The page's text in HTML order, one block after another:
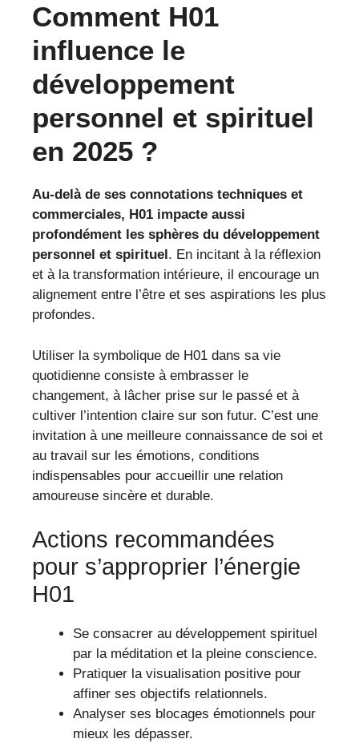
Comment H01
influence le
développement
personnel et spirituel
en 2025 ?
Au-delà de ses connotations techniques et
commerciales, H01 impacte aussi
profondément les sphères du développement
personnel et spirituel . En incitant à la réflexion
et à la transformation intérieure, il encourage un
alignement entre l’être et ses aspirations les plus
profondes.
Utiliser la symbolique de H01 dans sa vie
quotidienne consiste à embrasser le
changement, à lâcher prise sur le passé et à
cultiver l’intention claire sur son futur. C’est une
invitation à une meilleure connaissance de soi et
au travail sur les émotions, conditions
indispensables pour accueillir une relation
amoureuse sincère et durable.
Actions recommandées
pour s’approprier l’énergie
H01
Se consacrer au développement spirituel
par la méditation et la pleine conscience.
Pratiquer la visualisation positive pour
affiner ses objectifs relationnels.
Analyser ses blocages émotionnels pour
mieux les dépasser.